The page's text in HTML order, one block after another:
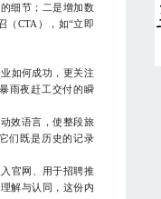
细节；二是增加数
（CTA），如“立即
如何成功，更关注
雨夜赶工交付的瞬
效语言，使整段旅
们既是历史的记录
官网、用于招聘推
解与认同，这份内